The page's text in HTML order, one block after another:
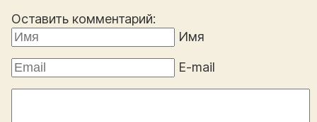
Оставить комментарий:
Имя
E-mail